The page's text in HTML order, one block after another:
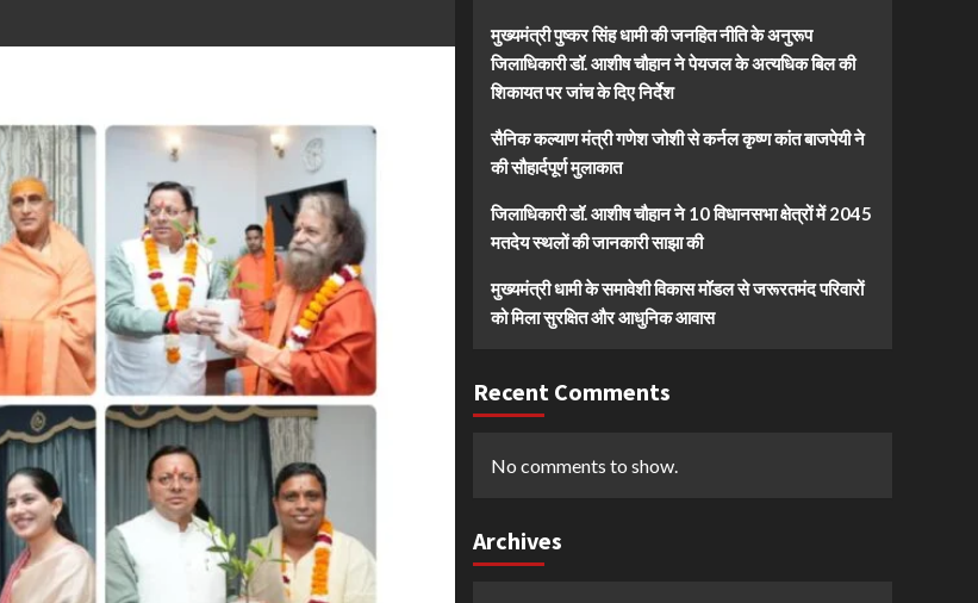
मुख्यमंत्री पुष्कर सिंह धामी की जनहित नीति के अनुरूप
जिलाधिकारी डॉ. आशीष चौहान ने पेयजल के अत्यधिक बिल की
शिकायत पर जांच के दिए निर्देश
सैनिक कल्याण मंत्री गणेश जोशी से कर्नल कृष्ण कांत बाजपेयी ने
की सौहार्दपूर्ण मुलाकात
जिलाधिकारी डॉ. आशीष चौहान ने 10 विधानसभा क्षेत्रों में 2045
मतदेय स्थलों की जानकारी साझा की
मुख्यमंत्री धामी के समावेशी विकास मॉडल से जरूरतमंद परिवारों
को मिला सुरक्षित और आधुनिक आवास
Recent Comments
No comments to show.
Archives